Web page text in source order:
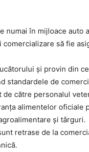
numai în mijloace auto
să fie
și provin din
standardele de
de către personalul
alimentelor oficiale
și târguri.
retrase de la